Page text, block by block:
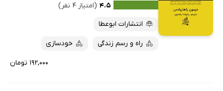
۴.۵ (امتیاز ۴ نفر)
انتشارات ابوعطا
راه و رسم زندگی خودسازی
۱۹۲,۰۰۰ تومان